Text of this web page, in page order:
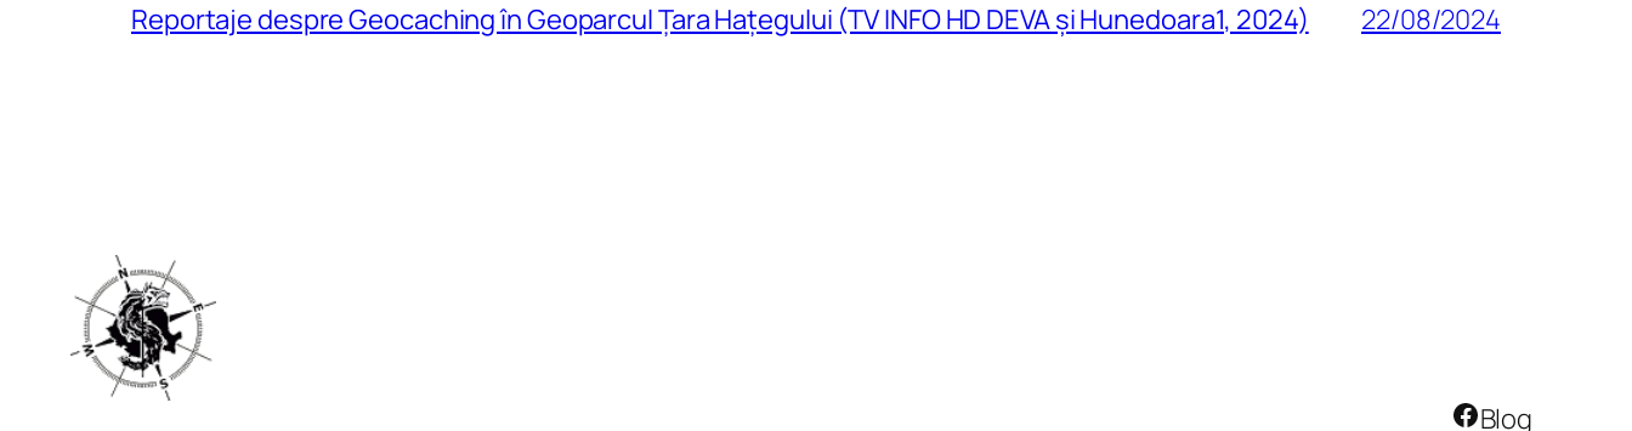
Reportaje despre Geocaching în Geoparcul Țara Hațegului (TV INFO HD DEVA și Hunedoara1, 2024) 22/08/2024
Facebook
Blog